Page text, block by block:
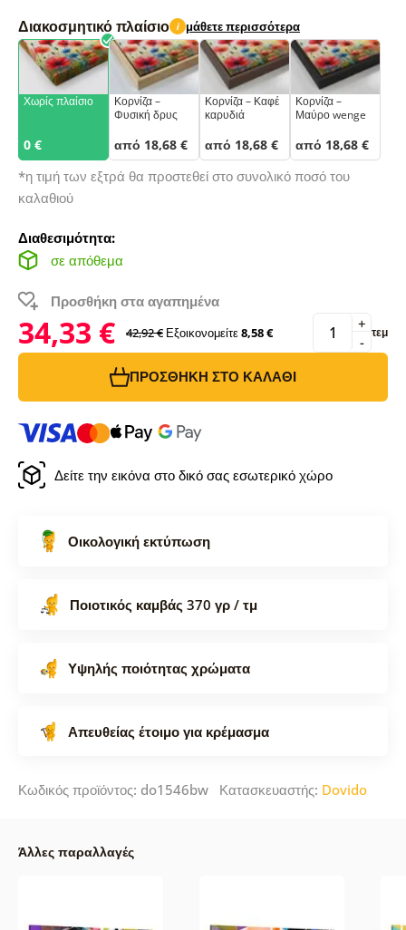
Διακοσμητικό πλαίσιο i μάθετε περισσότερα
Χωρίς πλαίσιο
0 €
Κορνίζα –
Φυσική δρυς
από 18,68 €
Κορνίζα – Καφέ
καρυδιά
από 18,68 €
Κορνίζα –
Μαύρο wenge
από 18,68 €
*η τιμή των εξτρά θα προστεθεί στο συνολικό ποσό του
καλαθιού
Διαθεσιμότητα:
σε απόθεμα
Προσθήκη στα αγαπημένα
34,33 € 42,92 € Εξοικονομείτε8,58 € -
+ τεμ
ΠΡΟΣΘΉΚΗ ΣΤΟ ΚΑΛΆΘΙ
Δείτε την εικόνα στο δικό σας εσωτερικό χώρο
Οικολογική εκτύπωση
Ποιοτικός καμβάς 370 γρ / τμ
Υψηλής ποιότητας χρώματα
Απευθείας έτοιμο για κρέμασμα
Κωδικός προϊόντος: do1546bw Κατασκευαστής: Dovido
Άλλες παραλλαγές